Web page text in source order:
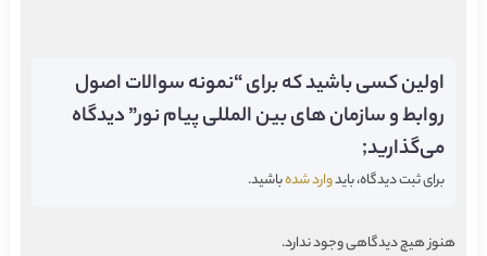
اولین کسی باشید که برای “نمونه سوالات اصول
روابط و سازمان های بین المللی پیام نور” دیدگاه
می‌گذارید;
برای ثبت دیدگاه، بایدوارد شدهباشید.
هنوز هیچ دیدگاهی وجود ندارد.